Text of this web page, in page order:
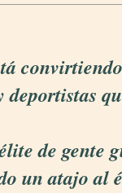
deportistas
de
un atajo al